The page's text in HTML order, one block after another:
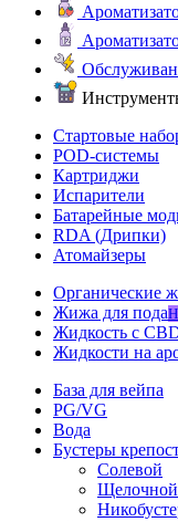
Стартовые
POD-системы
Картриджи
Испарители
Батарейные
RDA (Дрипки)
Атомайзеры
Органические
Жижа для пода
Жидкость с
Жидкости на
База для вейпа
PG/VG
Вода
Бустеры
Солевой